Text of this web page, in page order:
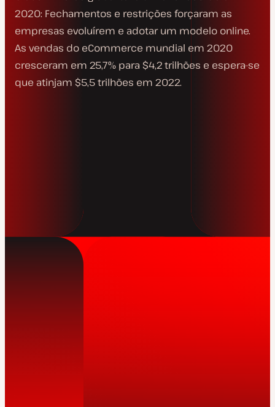
2020: Fechamentos e restrições forçaram as
empresas evoluírem e adotar um modelo online.
As vendas do eCommerce mundial em 2020
cresceram em 25,7% para $4,2 trilhões e espera-se
que atinjam $5,5 trilhões em 2022.